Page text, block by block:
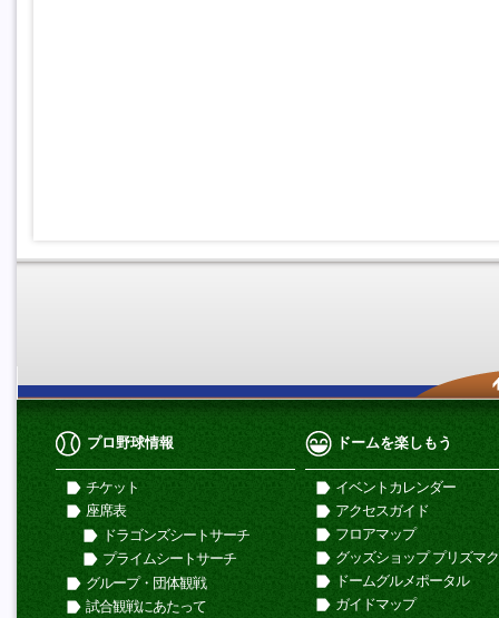
プロ野球情報
チケット
座席表
ドラゴンズシートサーチ
プライムシートサーチ
グループ・団体観戦
試合観戦にあたって
ドームを楽しもう
イベントカレンダー
アクセスガイド
フロアマップ
グッズショップ プリズマ
ドームグルメポータル
ガイドマップ